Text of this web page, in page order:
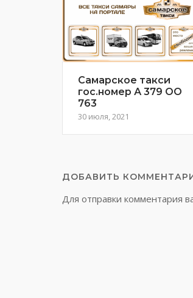
Самарское такси
гос.номер А 379 ОО
763
30 июля, 2021
ДОБАВИТЬ
Для отправки комментария